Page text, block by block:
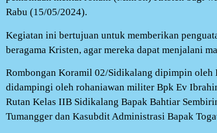
Rabu (15/05/2024).
Kegiatan ini bertujuan untuk memberikan
beragama Kristen, agar mereka dapat menjalani
Rombongan Koramil 02/Sidikalang dipimpin
didampingi oleh rohaniawan militer Bpk Ev
Rutan Kelas IIB Sidikalang Bapak Bahtiar
Tumangger dan Kasubdit Administrasi Bapak